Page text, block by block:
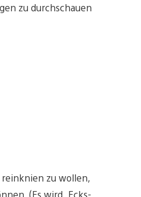
zu durchschauen
zu wollen,
(Es wird „Ecks-